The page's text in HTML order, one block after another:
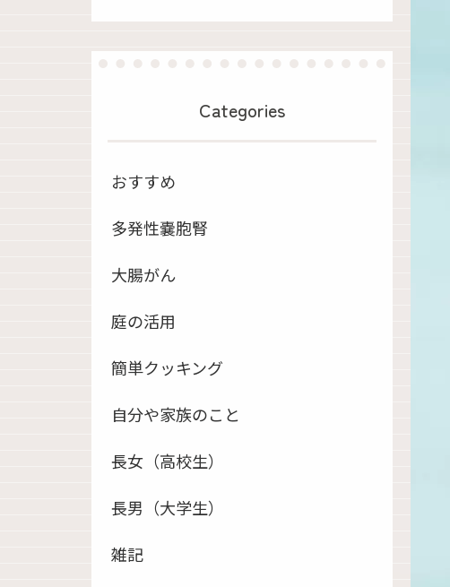
Categories
おすすめ
多発性嚢胞腎
大腸がん
庭の活用
簡単クッキング
自分や家族のこと
長女（高校生）
長男（大学生）
雑記